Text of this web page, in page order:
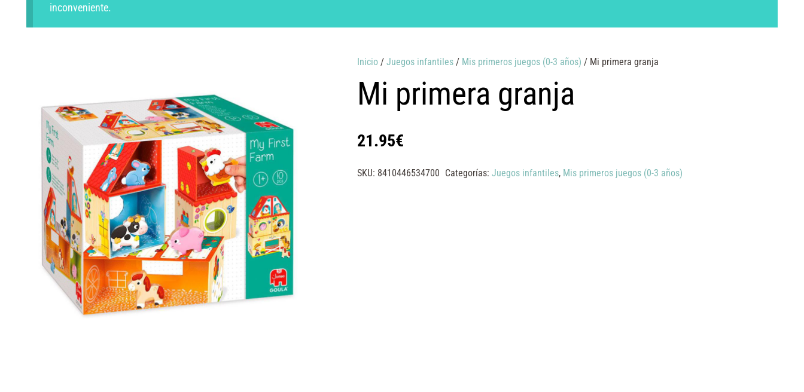
inconveniente.
Inicio/ Juegos infantiles/ Mis primeros juegos (0-3 años) / Mi primera granja
Mi primera granja
21.95€
SKU: 8410446534700 Categorías: Juegos infantiles, Mis primeros juegos (0-3 años)